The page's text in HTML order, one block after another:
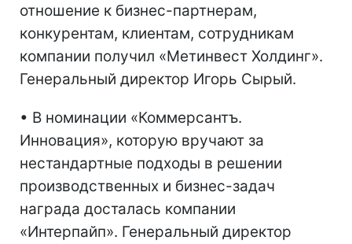
отношение к бизнес-партнерам,
конкурентам, клиентам, сотрудникам
компании получил «Метинвест Холдинг».
Генеральный директор Игорь Сырый.
• В номинации «Коммерсантъ.
Инновация», которую вручают за
нестандартные подходы в решении
производственных и бизнес-задач
награда досталась компании
«Интерпайп». Генеральный директор